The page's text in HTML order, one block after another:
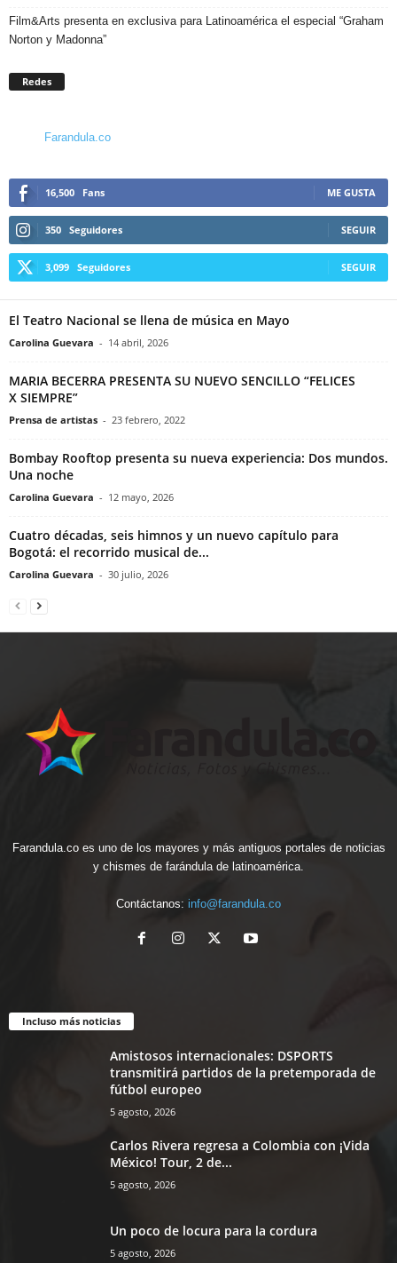
Film&Arts presenta en exclusiva para Latinoamérica el especial “Graham
Norton y Madonna”
Redes
Farandula.co
16,500 Fans ME GUSTA
350 Seguidores SEGUIR
3,099 Seguidores SEGUIR
El Teatro Nacional se llena de música en Mayo
Carolina Guevara - 14 abril, 2026
MARIA BECERRA PRESENTA SU NUEVO SENCILLO “FELICES
X SIEMPRE”
Prensa de artistas - 23 febrero, 2022
Bombay Rooftop presenta su nueva experiencia: Dos mundos.
Una noche
Carolina Guevara - 12 mayo, 2026
Cuatro décadas, seis himnos y un nuevo capítulo para
Bogotá: el recorrido musical de...
Carolina Guevara - 30 julio, 2026
Farandula.co es uno de los mayores y más antiguos portales de noticias
y chismes de farándula de latinoamérica.
Contáctanos: info@farandula.co
Incluso más noticias
Amistosos internacionales: DSPORTS
transmitirá partidos de la pretemporada de
fútbol europeo
5 agosto, 2026
Carlos Rivera regresa a Colombia con ¡Vida
México! Tour, 2 de...
5 agosto, 2026
Un poco de locura para la cordura
5 agosto, 2026